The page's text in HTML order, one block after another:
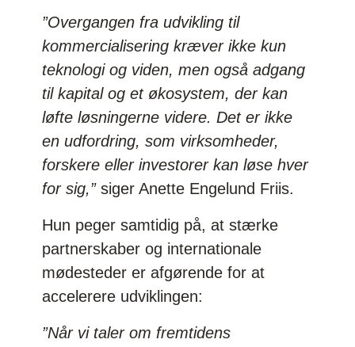
”Overgangen fra udvikling til
kommercialisering kræver ikke kun
teknologi og viden, men også adgang
til kapital og et økosystem, der kan
løfte løsningerne videre. Det er ikke
en udfordring, som virksomheder,
forskere eller investorer kan løse hver
for sig,”siger Anette Engelund Friis.
Hun peger samtidig på, at stærke
partnerskaber og internationale
mødesteder er afgørende for at
accelerere udviklingen:
”Når vi taler om fremtidens